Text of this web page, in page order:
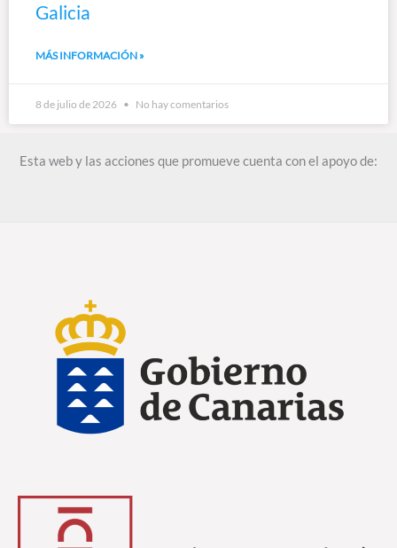
Galicia
MÁS INFORMACIÓN »
8 de julio de 2026 No hay comentarios
Esta web y las acciones que promueve cuenta con el apoyo de: